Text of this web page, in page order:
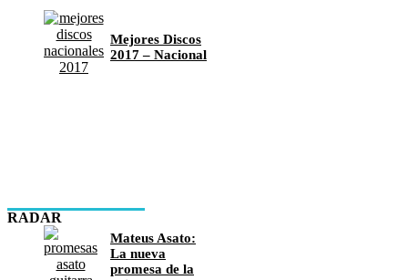
Mejores Discos
2017 – Nacional
RADAR
Mateus Asato:
La nueva
promesa de la